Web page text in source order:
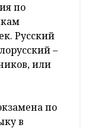
по
Русский
–
или
по
в